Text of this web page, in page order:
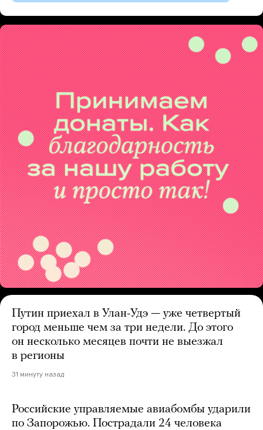
Путин приехал в Улан-Удэ — уже четвертый
город меньше чем за три недели. До этого
он несколько месяцев почти не выезжал
в регионы
31 минуту назад
Российские управляемые авиабомбы ударили
по Запорожью. Пострадали 24 человека